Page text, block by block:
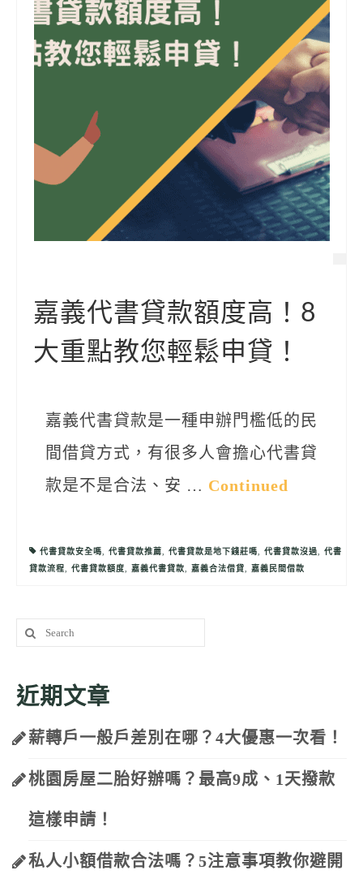
銀行貸款
其他貸款
時事解析
生活理財
房產Q&A
嘉義代書貸款額度高！8
大重點教您輕鬆申貸！
嘉義代書貸款是一種申辦門檻低的民
間借貸方式，有很多人會擔心代書貸
款是不是合法、安 … Continued
代書貸款安全嗎, 代書貸款推薦, 代書貸款是地下錢莊嗎, 代書貸款沒過, 代書
貸款流程, 代書貸款額度, 嘉義代書貸款, 嘉義合法借貸, 嘉義民間借款
Search
for:
近期文章
薪轉戶一般戶差別在哪？4大優惠一次看！
桃園房屋二胎好辦嗎？最高9成、1天撥款
這樣申請！
私人小額借款合法嗎？5注意事項教你避開